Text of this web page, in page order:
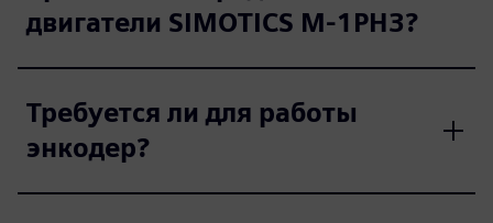
двигатели SIMOTICS M-1PH3?
Требуется ли для работы
энкодер?